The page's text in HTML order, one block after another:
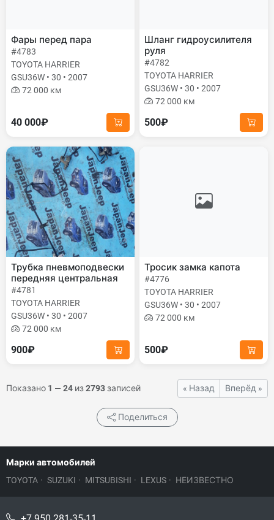
Фары перед пара
#4783
TOYOTA HARRIER
GSU36W • 30 • 2007
72 000 км
40 000₽
Шланг гидроусилителя
руля
#4782
TOYOTA HARRIER
GSU36W • 30 • 2007
72 000 км
500₽
Трубка пневмоподвески
передняя центральная
#4781
TOYOTA HARRIER
GSU36W • 30 • 2007
72 000 км
900₽
Тросик замка капота
#4776
TOYOTA HARRIER
GSU36W • 30 • 2007
72 000 км
500₽
Показано 1 — 24 из2793записей « Назад Вперёд »
Поделиться
Марки автомобилей
TOYOTA · SUZUKI · MITSUBISHI · LEXUS · НЕИЗВЕСТНО